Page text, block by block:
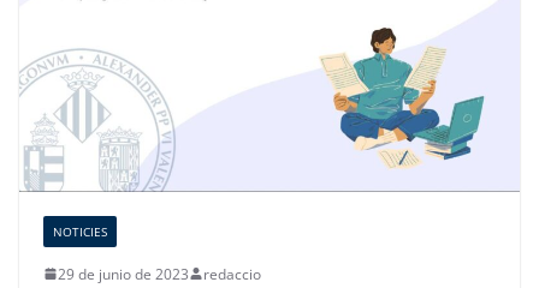
NOTICIES
29 de junio de 2023 redaccio